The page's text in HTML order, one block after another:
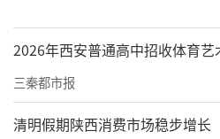
2026年西安普通高中招收体育
三秦都市报
清明假期陕西消费市场稳步增长